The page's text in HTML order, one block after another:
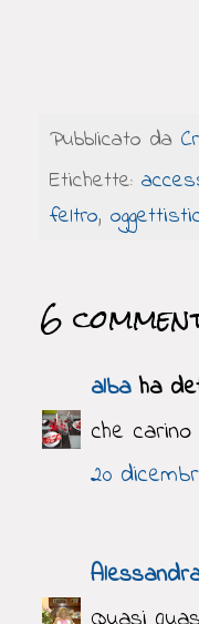
Pubblicato da
Etichette:
feltro,
6
albaha
che
20